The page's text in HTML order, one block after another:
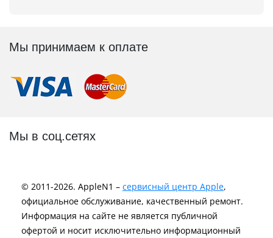
Мы принимаем к оплате
Мы в соц.сетях
© 2011-2026. AppleN1 – сервисный центр Apple,
официальное обслуживание, качественный ремонт.
Информация на сайте не является публичной
офертой и носит исключительно информационный